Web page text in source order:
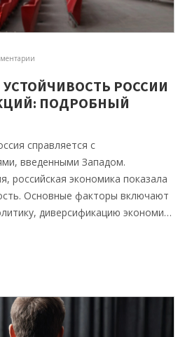
РОССИИ
ПОДРОБНЫЙ
справляется с
введенными Западом.
российская экономика показала
Основные факторы включают
диверсификацию экономики
валютных резервов.